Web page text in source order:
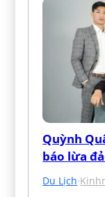
Quỳnh
báo lừa
Du Lịch·